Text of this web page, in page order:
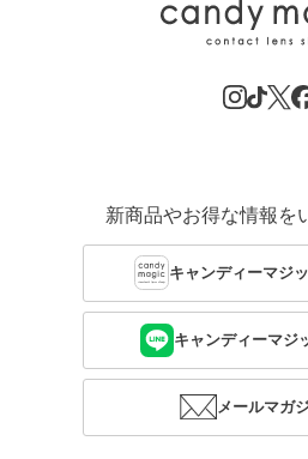
新商品やお得な情報を
キャンディーマジ
キャンディーマジ
メールマガ